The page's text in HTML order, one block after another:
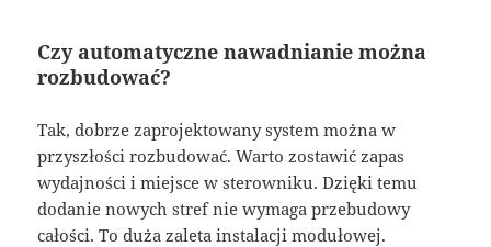
Czy automatyczne nawadnianie można
rozbudować?
Tak, dobrze zaprojektowany system można w
przyszłości rozbudować. Warto zostawić zapas
wydajności i miejsce w sterowniku. Dzięki temu
dodanie nowych stref nie wymaga przebudowy
całości. To duża zaleta instalacji modułowej.